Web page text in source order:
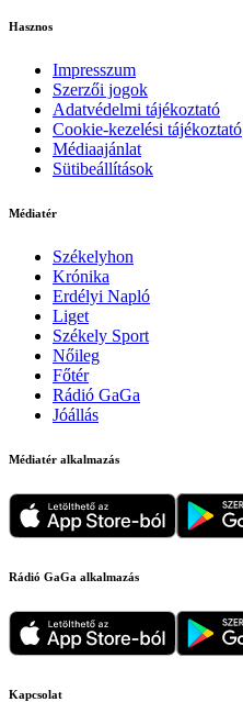
Hasznos
Impresszum
Szerzői jogok
Adatvédelmi tájékoztató
Cookie-kezelési tájékoztató
Médiaajánlat
Sütibeállítások
Médiatér
Székelyhon
Krónika
Erdélyi Napló
Liget
Székely Sport
Nőileg
Főtér
Rádió GaGa
Jóállás
Médiatér alkalmazás
Rádió GaGa alkalmazás
Kapcsolat